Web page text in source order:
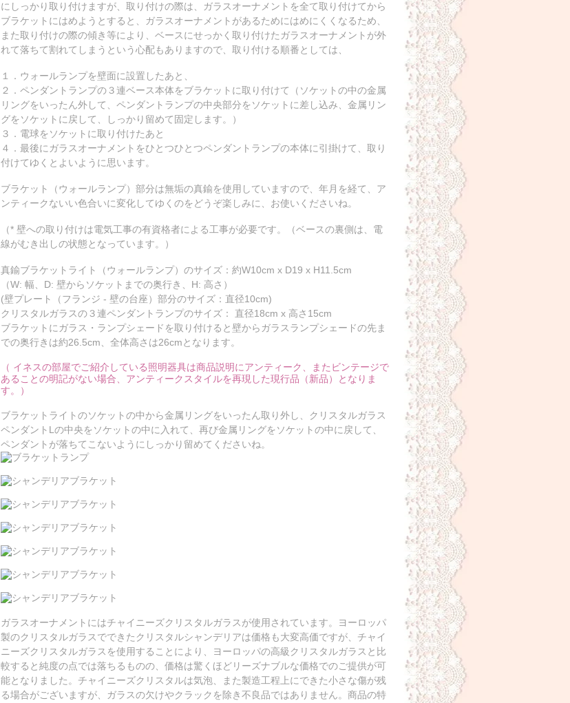
にしっかり取り付けますが、取り付けの際は、ガラスオーナメントを全て取り付けてから
ブラケットにはめようとすると、ガラスオーナメントがあるためにはめにくくなるため、
また取り付けの際の傾き等により、ベースにせっかく取り付けたガラスオーナメントが外
れて落ちて割れてしまうという心配もありますので、取り付ける順番としては、
１．ウォールランプを壁面に設置したあと、
２．ペンダントランプの３連ベース本体をブラケットに取り付けて（ソケットの中の金属
リングをいったん外して、ペンダントランプの中央部分をソケットに差し込み、金属リン
グをソケットに戻して、しっかり留めて固定します。）
３．電球をソケットに取り付けたあと
４．最後にガラスオーナメントをひとつひとつペンダントランプの本体に引掛けて、取り
付けてゆくとよいように思います。
ブラケット（ウォールランプ）部分は無垢の真鍮を使用していますので、年月を経て、ア
ンティークないい色合いに変化してゆくのをどうぞ楽しみに、お使いくださいね。
（* 壁への取り付けは電気工事の有資格者による工事が必要です。（ベースの裏側は、電
線がむき出しの状態となっています。）
真鍮ブラケットライト（ウォールランプ）のサイズ：約W10cm x D19 x H11.5cm
（W: 幅、D: 壁からソケットまでの奥行き、H: 高さ）
(壁プレート（フランジ - 壁の台座）部分のサイズ：直径10cm)
クリスタルガラスの３連ペンダントランプのサイズ： 直径18cm x 高さ15cm
ブラケットにガラス・ランプシェードを取り付けると壁からガラスランプシェードの先ま
での奥行きは約26.5cm、全体高さは26cmとなります。
（ イネスの部屋でご紹介している照明器具は商品説明にアンティーク、またビンテージで
あることの明記がない場合、アンティークスタイルを再現した現行品（新品）となりま
す。）
ブラケットライトのソケットの中から金属リングをいったん取り外し、クリスタルガラス
ペンダントLの中央をソケットの中に入れて、再び金属リングをソケットの中に戻して、
ペンダントが落ちてこないようにしっかり留めてくださいね。
ガラスオーナメントにはチャイニーズクリスタルガラスが使用されています。ヨーロッパ
製のクリスタルガラスでできたクリスタルシャンデリアは価格も大変高価ですが、チャイ
ニーズクリスタルガラスを使用することにより、ヨーロッパの高級クリスタルガラスと比
較すると純度の点では落ちるものの、価格は驚くほどリーズナブルな価格でのご提供が可
能となりました。チャイニーズクリスタルは気泡、また製造工程上にできた小さな傷が残
る場合がございますが、ガラスの欠けやクラックを除き不良品ではありません。商品の特